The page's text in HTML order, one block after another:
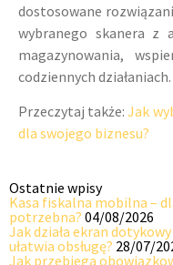
dostosowane
wybranego skanera z
magazynowania,
codziennych działaniach.
Przeczytaj także:Jak
dla swojego biznesu?
Ostatnie wpisy
Kasa fiskalna mobilna –
potrzebna? 04/08/2026
Jak działa ekran
ułatwia obsługę? 28/07/
Jak przebiega